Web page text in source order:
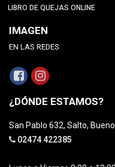
LIBRO DE QUEJAS ONLINE
IMAGEN
EN LAS REDES
¿DÓNDE ESTAMOS?
San Pablo 632, Salto,
02474 422385